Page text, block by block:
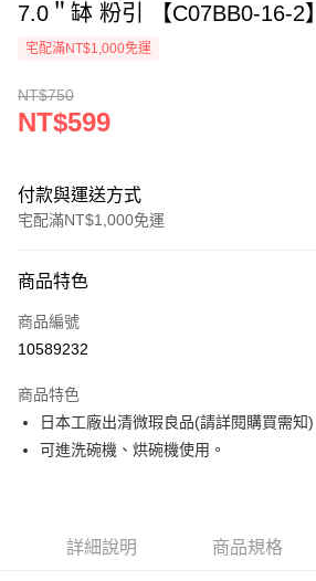
7.0＂缽 粉引 【C07BB0-16-2】
宅配滿NT$1,000免運
NT$750
NT$599
付款與運送方式
宅配滿NT$1,000免運
信用卡一次付款
LINE Pay
運送方式
黑貓外島宅配
商品特色
商品編號
10589232
商品特色
日本工廠出清微瑕良品(請詳閱購買需知)
可進洗碗機、烘碗機使用。
詳細說明 商品規格